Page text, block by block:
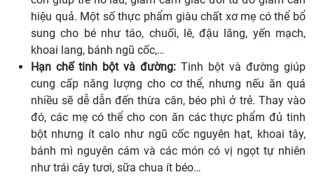
hiệu quả. Một số thực phẩm giàu chất xơ mẹ có thể bổ
sung cho bé như táo, chuối, lê, đậu lăng, yến mạch,
khoai lang, bánh ngũ cốc,…
Hạn chế tinh bột và đường: Tinh bột và đường giúp
cung cấp năng lượng cho cơ thể, nhưng nếu ăn quá
nhiều sẽ dễ dẫn đến thừa cân, béo phì ở trẻ. Thay vào
đó, các mẹ có thể cho con ăn các thực phẩm đủ tinh
bột nhưng ít calo như ngũ cốc nguyên hạt, khoai tây,
bánh mì nguyên cám và các món có vị ngọt tự nhiên
như trái cây tươi, sữa chua ít béo…